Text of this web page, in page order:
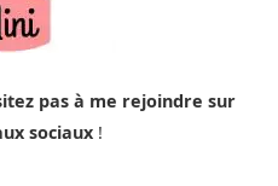
pas à me rejoindre sur
sociaux !